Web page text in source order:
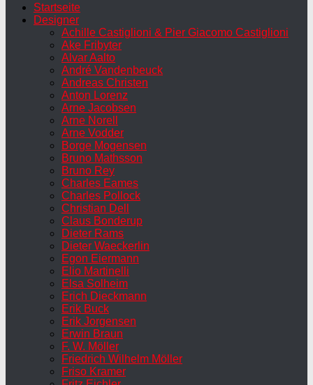
Startseite
Designer
Achille Castiglioni & Pier Giacomo Castiglioni
Ake Fribyter
Alvar Aalto
André Vandenbeuck
Andreas Christen
Anton Lorenz
Arne Jacobsen
Arne Norell
Arne Vodder
Borge Mogensen
Bruno Mathsson
Bruno Rey
Charles Eames
Charles Pollock
Christian Dell
Claus Bonderup
Dieter Rams
Dieter Waeckerlin
Egon Eiermann
Elio Martinelli
Elsa Solheim
Erich Dieckmann
Erik Buck
Erik Jorgensen
Erwin Braun
F. W. Möller
Friedrich Wilhelm Möller
Friso Kramer